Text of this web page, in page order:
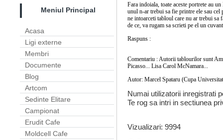
Meniul Principal
Acasa
Ligi externe
Membri
Documente
Blog
Artcom
Sedinte Elitare
Campionat
Erudit Cafe
Moldcell Cafe
Fara indoiala, toate aceste portrete au
unul n-ar trebui sa fie printre ele sau cel
ne intoarceti tabloul care nu ar trebui sa
de ce, va rugam sa scrieti pe el un
Raspuns :
Comentariu : Autorii tablourilor sunt
Picasso... Lisa Carol McNamara...
Autor: Marcel Spataru (Cupa
Numai utilizatorii inregistrati
Te rog sa intri in sectiunea
Vizualizari: 9994